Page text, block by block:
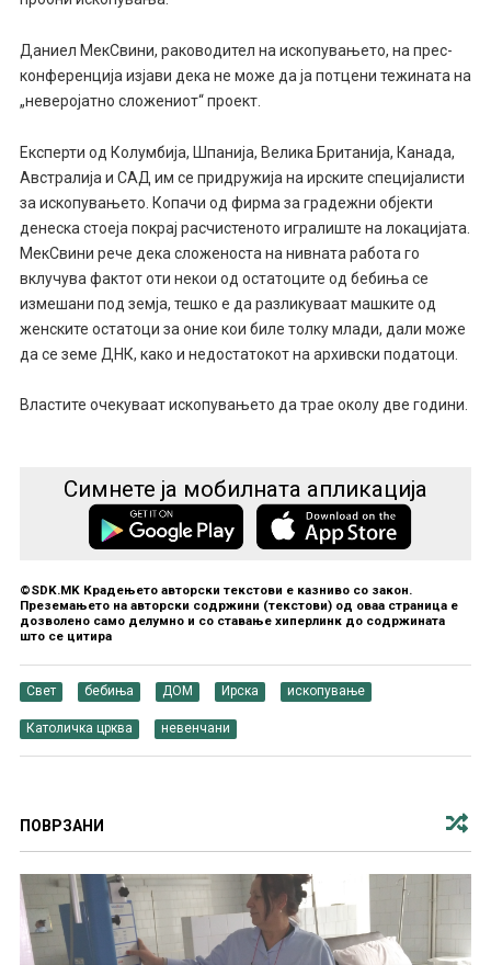
Даниел МекСвини, раководител на ископувањето, на прес-
конференција изјави дека не може да ја потцени тежината на
„неверојатно сложениот“ проект.
Експерти од Колумбија, Шпанија, Велика Британија, Канада,
Австралија и САД им се придружија на ирските специјалисти
за ископувањето. Копачи од фирма за градежни објекти
денеска стоеја покрај расчистеното игралиште на локацијата.
МекСвини рече дека сложеноста на нивната работа го
вклучува фактот оти некои од остатоците од бебиња се
измешани под земја, тешко е да разликуваат машките од
женските остатоци за оние кои биле толку млади, дали може
да се земе ДНК, како и недостатокот на архивски податоци.
Властите очекуваат ископувањето да трае околу две години.
Симнете ја мобилната апликација
©SDK.MK Крадењето авторски текстови е казниво со закон.
Преземањето на авторски содржини (текстови) од оваа страница е
дозволено само делумно и со ставање хиперлинк до содржината
што се цитира
Свет бебиња ДОМ Ирска ископување
Католичка црква невенчани
ПОВРЗАНИ